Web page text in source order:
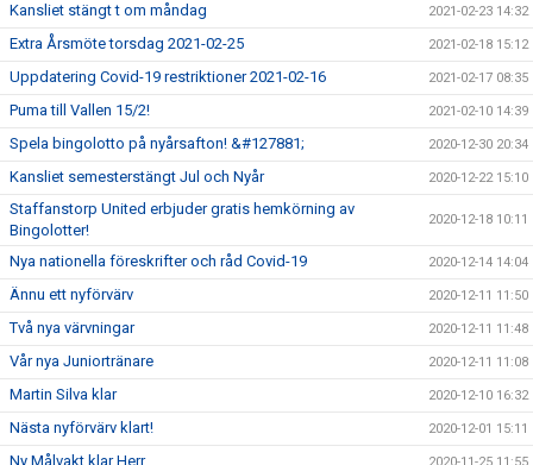
Kansliet stängt t om måndag 2021-02-23 14:32
Extra Årsmöte torsdag 2021-02-25 2021-02-18 15:12
Uppdatering Covid-19 restriktioner 2021-02-16 2021-02-17 08:35
Puma till Vallen 15/2! 2021-02-10 14:39
Spela bingolotto på nyårsafton! &#127881; 2020-12-30 20:34
Kansliet semesterstängt Jul och Nyår 2020-12-22 15:10
Staffanstorp United erbjuder gratis hemkörning av
Bingolotter!
2020-12-18 10:11
Nya nationella föreskrifter och råd Covid-19 2020-12-14 14:04
Ännu ett nyförvärv 2020-12-11 11:50
Två nya värvningar 2020-12-11 11:48
Vår nya Juniortränare 2020-12-11 11:08
Martin Silva klar 2020-12-10 16:32
Nästa nyförvärv klart! 2020-12-01 15:11
Ny Målvakt klar Herr